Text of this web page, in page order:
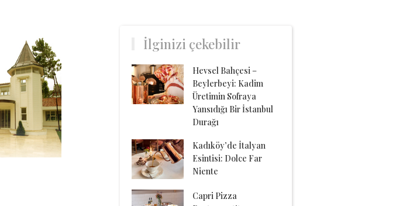
İlginizi çekebilir
Hevsel Bahçesi –
Beylerbeyi: Kadim
Üretimin Sofraya
Yansıdığı Bir İstanbul
Durağı
Kadıköy’de İtalyan
Esintisi: Dolce Far
Niente
Capri Pizza